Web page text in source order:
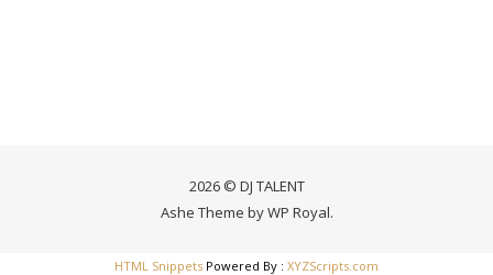
2026 © DJ TALENT
Ashe Theme byWP Royal.
HTML Snippets Powered By : XYZScripts.com